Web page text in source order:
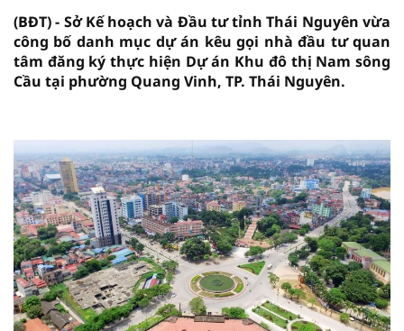
(BĐT) - Sở Kế hoạch và Đầu tư tỉnh Thái Nguyên vừa
công bố danh mục dự án kêu gọi nhà đầu tư quan
tâm đăng ký thực hiện Dự án Khu đô thị Nam sông
Cầu tại phường Quang Vinh, TP. Thái Nguyên.